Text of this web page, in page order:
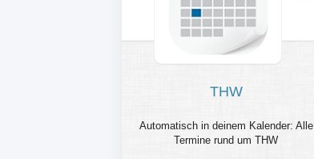
THW
Automatisch in deinem Kalender: Alle
Termine rund um THW